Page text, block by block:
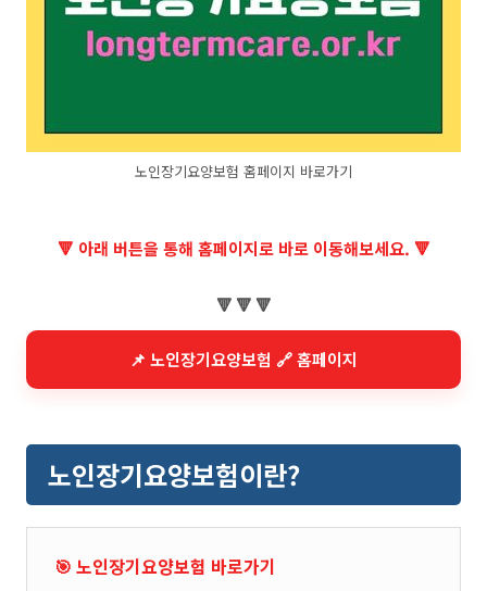
노인장기요양보험 홈페이지 바로가기
🔻 아래 버튼을 통해 홈페이지로 바로 이동해보세요. 🔻
🔻 🔻 🔻
📌 노인장기요양보험 🔗 홈페이지
노인장기요양보험이란?
🎯 노인장기요양보험 바로가기